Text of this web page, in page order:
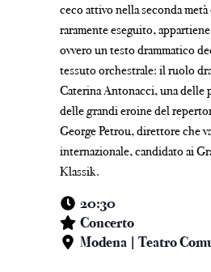
ceco attivo nella seconda
raramente eseguito,
ovvero un testo drammatico
tessuto orchestrale: il ruolo
Caterina Antonacci, una delle
delle grandi eroine del
George Petrou, direttore che
internazionale, candidato ai
Klassik.
20:30
Concerto
Modena | Teatro